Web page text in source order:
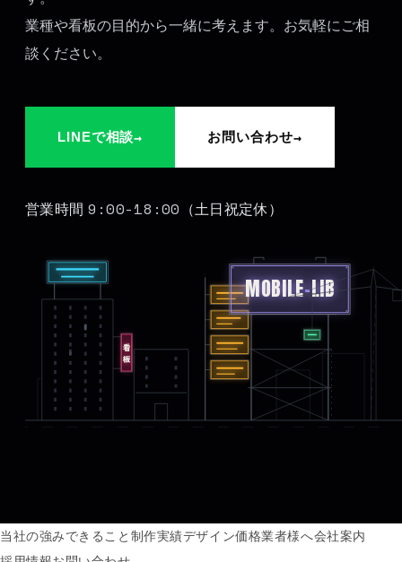
業種や看板の目的から一緒に考えます。お気軽にご相
談ください。
LINEで相談→ お問い合わせ→
営業時間 9:00-18:00 （土日祝定休）
看板
MOBILE-LIB
当社の強みできること制作実績デザイン価格業者様へ会社案内